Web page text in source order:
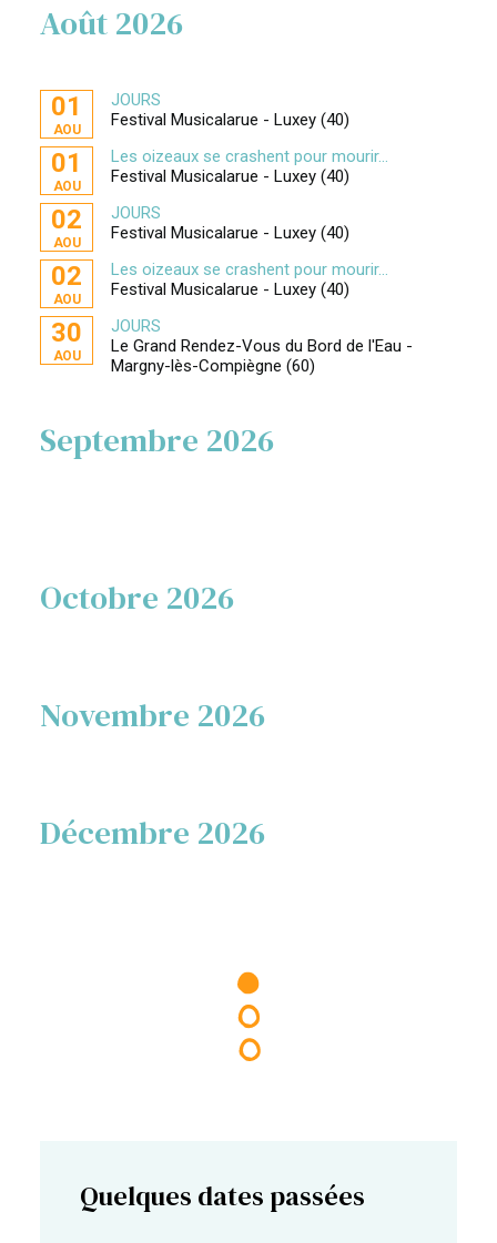
Août 2026
01
AOU
JOURS
Festival Musicalarue - Luxey (40)
01
AOU
Les oizeaux se crashent pour mourir...
Festival Musicalarue - Luxey (40)
02
AOU
JOURS
Festival Musicalarue - Luxey (40)
02
AOU
Les oizeaux se crashent pour mourir...
Festival Musicalarue - Luxey (40)
30
AOU
JOURS
Le Grand Rendez-Vous du Bord de l'Eau -
Margny-lès-Compiègne (60)
Septembre 2026
Octobre 2026
Novembre 2026
Décembre 2026
Quelques dates passées